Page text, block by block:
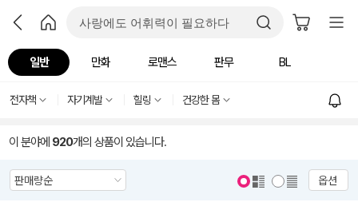
일반 만화 로맨스 판무 BL
전자책 자기계발 힐링 건강한 몸
이 분야에 920개의 상품이 있습니다.
옵션